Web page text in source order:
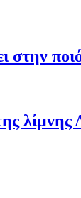
στην
λίμνης